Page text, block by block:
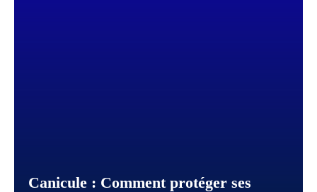
Canicule : Comment protéger ses